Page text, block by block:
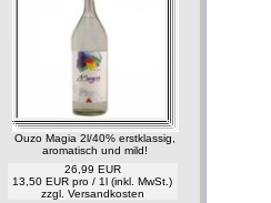
Ouzo Magia 2l/40% erstklassig,
aromatisch und mild!
26,99 EUR
13,50 EUR pro / 1l (inkl. MwSt.)
zzgl. Versandkosten